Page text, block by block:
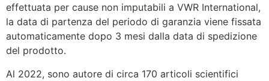
effettuata per cause non imputabili a VWR International,
la data di partenza del periodo di garanzia viene fissata
automaticamente dopo 3 mesi dalla data di spedizione
del prodotto.
Al 2022, sono autore di circa 170 articoli scientifici